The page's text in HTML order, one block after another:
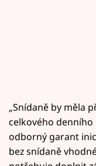
„Snídaně by měla
celkového denního
odborný garant
bez snídaně